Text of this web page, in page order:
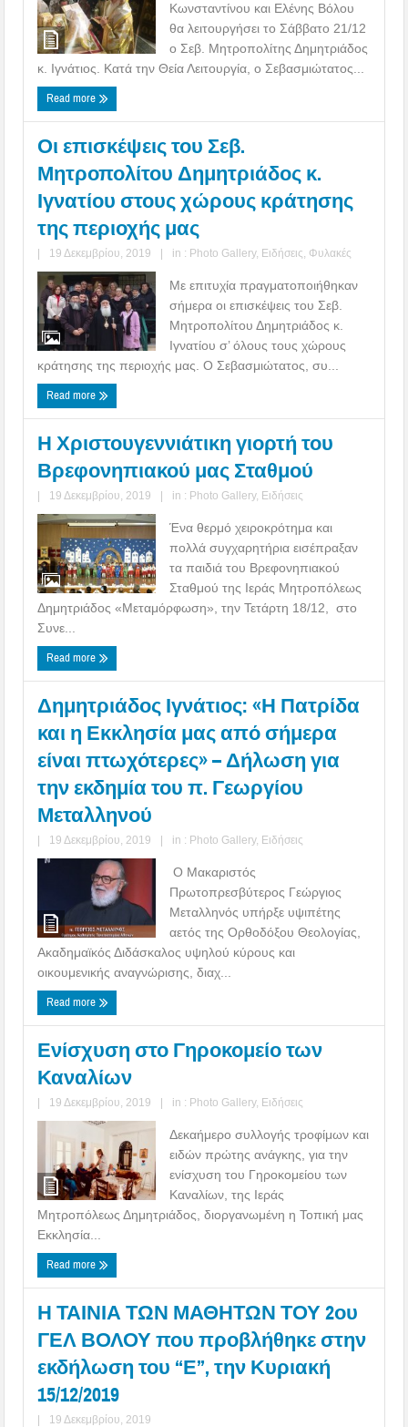
Κωνσταντίνου και Ελένης Βόλου
θα λειτουργήσει το Σάββατο 21/12
ο Σεβ. Μητροπολίτης Δημητριάδος
κ. Ιγνάτιος. Κατά την Θεία Λειτουργία, ο Σεβασμιώτατος...
Read more
Οι επισκέψεις του Σεβ.
Μητροπολίτου Δημητριάδος κ.
Ιγνατίου στους χώρους κράτησης
της περιοχής μας
| 19 Δεκεμβρίου, 2019 | in : Photo Gallery, Ειδήσεις Φυλακές
Με επιτυχία πραγματοποιήθηκαν
σήμερα οι επισκέψεις του Σεβ.
Μητροπολίτου Δημητριάδος κ.
Ιγνατίου σ’ όλους τους χώρους
κράτησης της περιοχής μας. Ο Σεβασμιώτατος, συ...
Read more
Η Χριστουγεννιάτικη γιορτή του
Βρεφονηπιακού μας Σταθμού
| 19 Δεκεμβρίου, 2019 | in : Photo Gallery, Ειδήσεις
Ένα θερμό χειροκρότημα και
πολλά συγχαρητήρια εισέπραξαν
τα παιδιά του Βρεφονηπιακού
Σταθμού της Ιεράς Μητροπόλεως
Δημητριάδος «Μεταμόρφωση», την Τετάρτη 18/12, στο
Συνε...
Read more
Δημητριάδος Ιγνάτιος: «Η Πατρίδα
και η Εκκλησία μας από σήμερα
είναι πτωχότερες» – Δήλωση για
την εκδημία του π. Γεωργίου
Μεταλληνού
| 19 Δεκεμβρίου, 2019 | in : Photo Gallery, Ειδήσεις
Ο Μακαριστός
Πρωτοπρεσβύτερος Γεώργιος
Μεταλληνός υπήρξε υψιπέτης
αετός της Ορθοδόξου Θεολογίας,
Ακαδημαϊκός Διδάσκαλος υψηλού κύρους και
οικουμενικής αναγνώρισης, διαχ...
Read more
Ενίσχυση στο Γηροκομείο των
Καναλίων
| 19 Δεκεμβρίου, 2019 | in : Photo Gallery, Ειδήσεις
Δεκαήμερο συλλογής τροφίμων και
ειδών πρώτης ανάγκης, για την
ενίσχυση του Γηροκομείου των
Καναλίων, της Ιεράς
Μητροπόλεως Δημητριάδος, διοργανωμένη η Τοπική μας
Εκκλησία...
Read more
Η ΤΑΙΝΙΑ ΤΩΝ ΜΑΘΗΤΩΝ ΤΟΥ 2ου
ΓΕΛ ΒΟΛΟΥ που προβλήθηκε στην
εκδήλωση του “Ε”, την Κυριακή
15/12/2019
|
19 Δεκεμβρίου, 2019